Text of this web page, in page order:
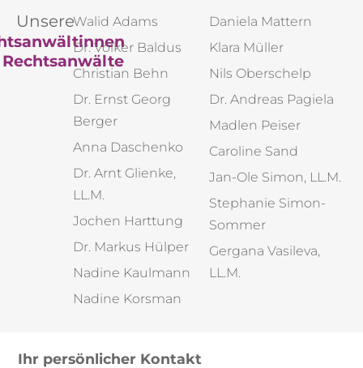
UnsereWalid Adams
Dr. Volker Baldus
Christian Behn
Dr. Ernst Georg
Berger​
Anna Daschenko
Dr. Arnt Glienke,
LL.M.​
Jochen Harttung
Dr. Markus Hülper
Nadine Kaulmann​
Nadine Korsman
Daniela Mattern
Klara Müller
Nils Oberschelp​​
Dr. Andreas Pagiela​
Madlen Peiser
Caroline Sand​
Jan-Ole Simon, LL.M.
Stephanie Simon-
Sommer
Gergana Vasileva,
LL.M.
Ihr persönlicher Kontakt